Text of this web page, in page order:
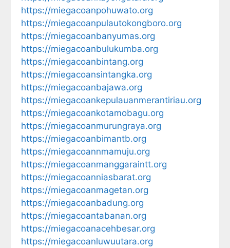
https://miegacoanpohuwato.org
https://miegacoanpulautokongboro.org
https://miegacoanbanyumas.org
https://miegacoanbulukumba.org
https://miegacoanbintang.org
https://miegacoansintangka.org
https://miegacoanbajawa.org
https://miegacoankepulauanmerantiriau.org
https://miegacoankotamobagu.org
https://miegacoanmurungraya.org
https://miegacoanbimantb.org
https://miegacoannmamuju.org
https://miegacoanmanggaraintt.org
https://miegacoanniasbarat.org
https://miegacoanmagetan.org
https://miegacoanbadung.org
https://miegacoantabanan.org
https://miegacoanacehbesar.org
https://miegacoanluwuutara.org